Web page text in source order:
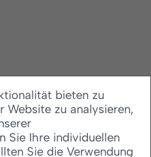
bieten zu
Website zu analysieren,
Sie Ihre individuellen
Sie die Verwendung